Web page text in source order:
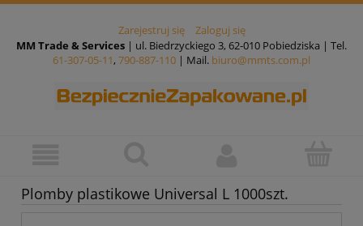
Zarejestruj się
Zaloguj się
MM Trade & Services | ul. Biedrzyckiego 3, 62-010 Pobiedziska | Tel.
61-307-05-11, 790-887-110 | Mail. biuro@mmts.com.pl
Plomby plastikowe Universal L 1000szt.